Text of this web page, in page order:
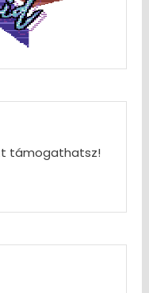
támogathatsz!